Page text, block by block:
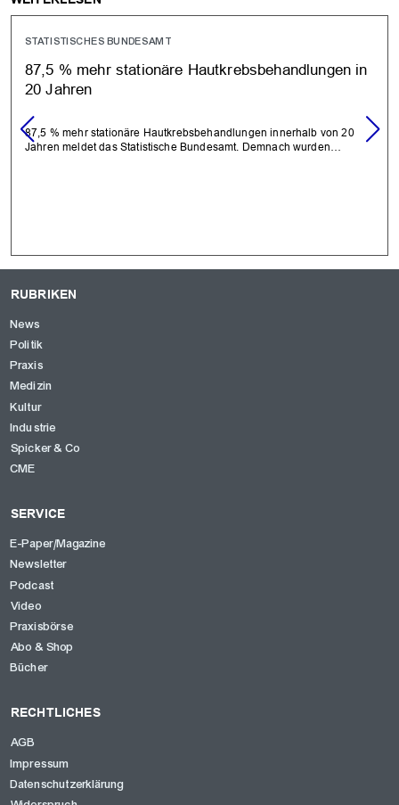
STATISTISCHES BUNDESAMT
87,5 % mehr stationäre Hautkrebsbehandlungen in
20 Jahren
87,5 % mehr stationäre Hautkrebsbehandlungen innerhalb von 20
Jahren meldet das Statistische Bundesamt. Demnach wurden…
RUBRIKEN
News
Politik
Praxis
Medizin
Kultur
Industrie
Spicker & Co
CME
SERVICE
E-Paper/Magazine
Newsletter
Podcast
Video
Praxisbörse
Abo & Shop
Bücher
RECHTLICHES
AGB
Impressum
Datenschutzerklärung